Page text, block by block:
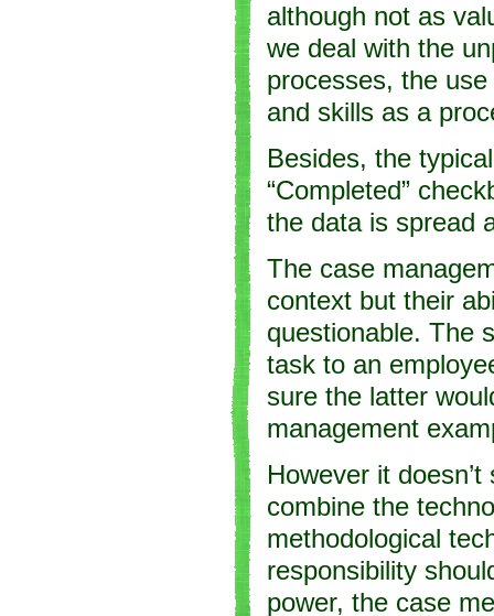
although not as
we deal with the
processes, the
and skills as a
Besides, the
“Completed”
the data is spread
The case
context but their
questionable. The
task to an
sure the latter
management
However it
combine the
methodological
responsibility
power, the case